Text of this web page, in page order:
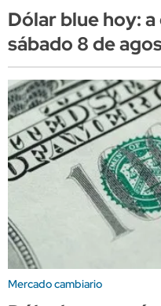
Dólar blue hoy:
sábado 8 de
Mercado cambiario